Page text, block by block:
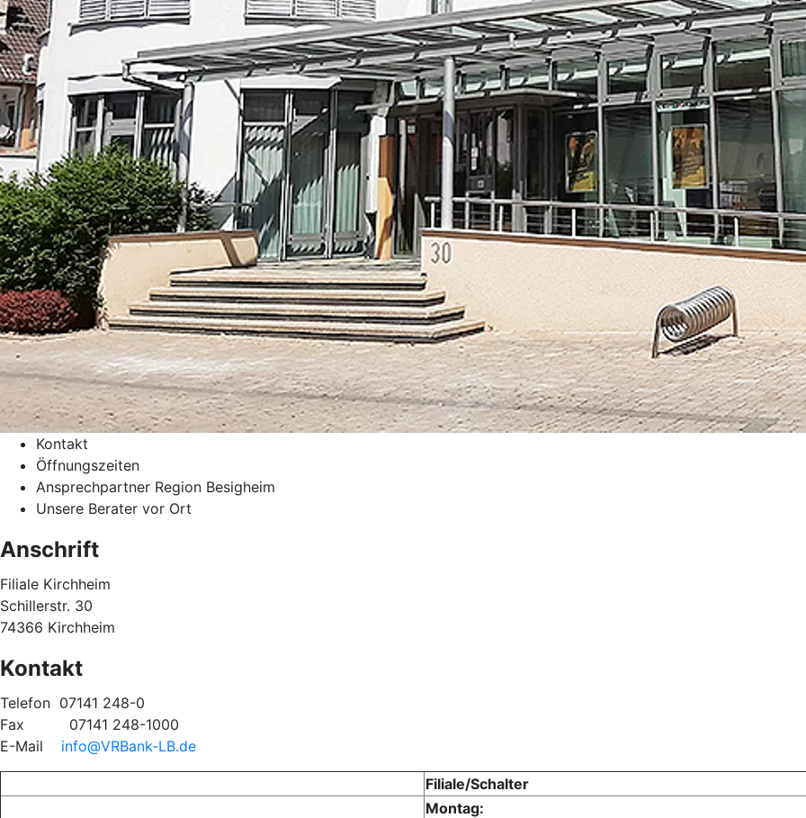
Kontakt
Öffnungszeiten
Ansprechpartner Region Besigheim
Unsere Berater vor Ort
Anschrift
Filiale Kirchheim
Schillerstr. 30
74366 Kirchheim
Kontakt
Telefon 07141 248-0
Fax 07141 248-1000
E-Mail info@VRBank-LB.de
Filiale/Schalter
Montag: